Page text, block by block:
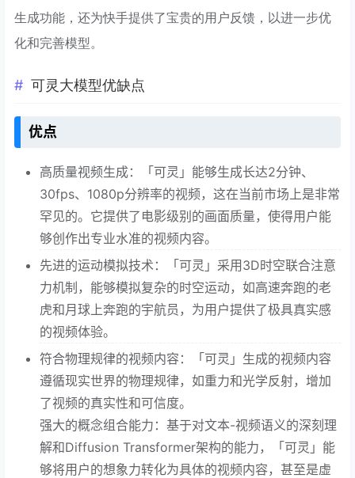
生成功能，还为快手提供了宝贵的用户反馈，以进一步优
化和完善模型。
可灵大模型优缺点
优点
高质量视频生成：「可灵」能够生成长达2分钟、
30fps、1080p分辨率的视频，这在当前市场上是非常
罕见的。它提供了电影级别的画面质量，使得用户能
够创作出专业水准的视频内容。
先进的运动模拟技术：「可灵」采用3D时空联合注意
力机制，能够模拟复杂的时空运动，如高速奔跑的老
虎和月球上奔跑的宇航员，为用户提供了极具真实感
的视频体验。
符合物理规律的视频内容：「可灵」生成的视频内容
遵循现实世界的物理规律，如重力和光学反射，增加
了视频的真实性和可信度。
强大的概念组合能力：基于对文本-视频语义的深刻理
解和Diffusion Transformer架构的能力，「可灵」能
够将用户的想象力转化为具体的视频内容，甚至是虚